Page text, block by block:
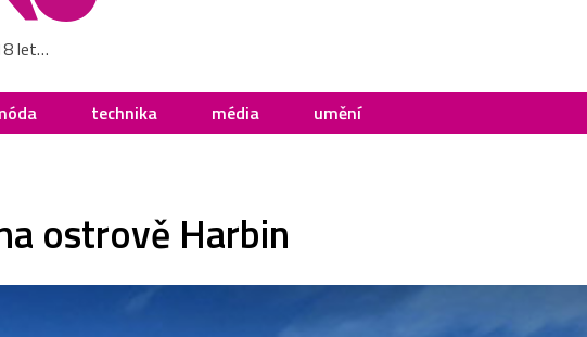
let…
technika média umění
ostrově Harbin